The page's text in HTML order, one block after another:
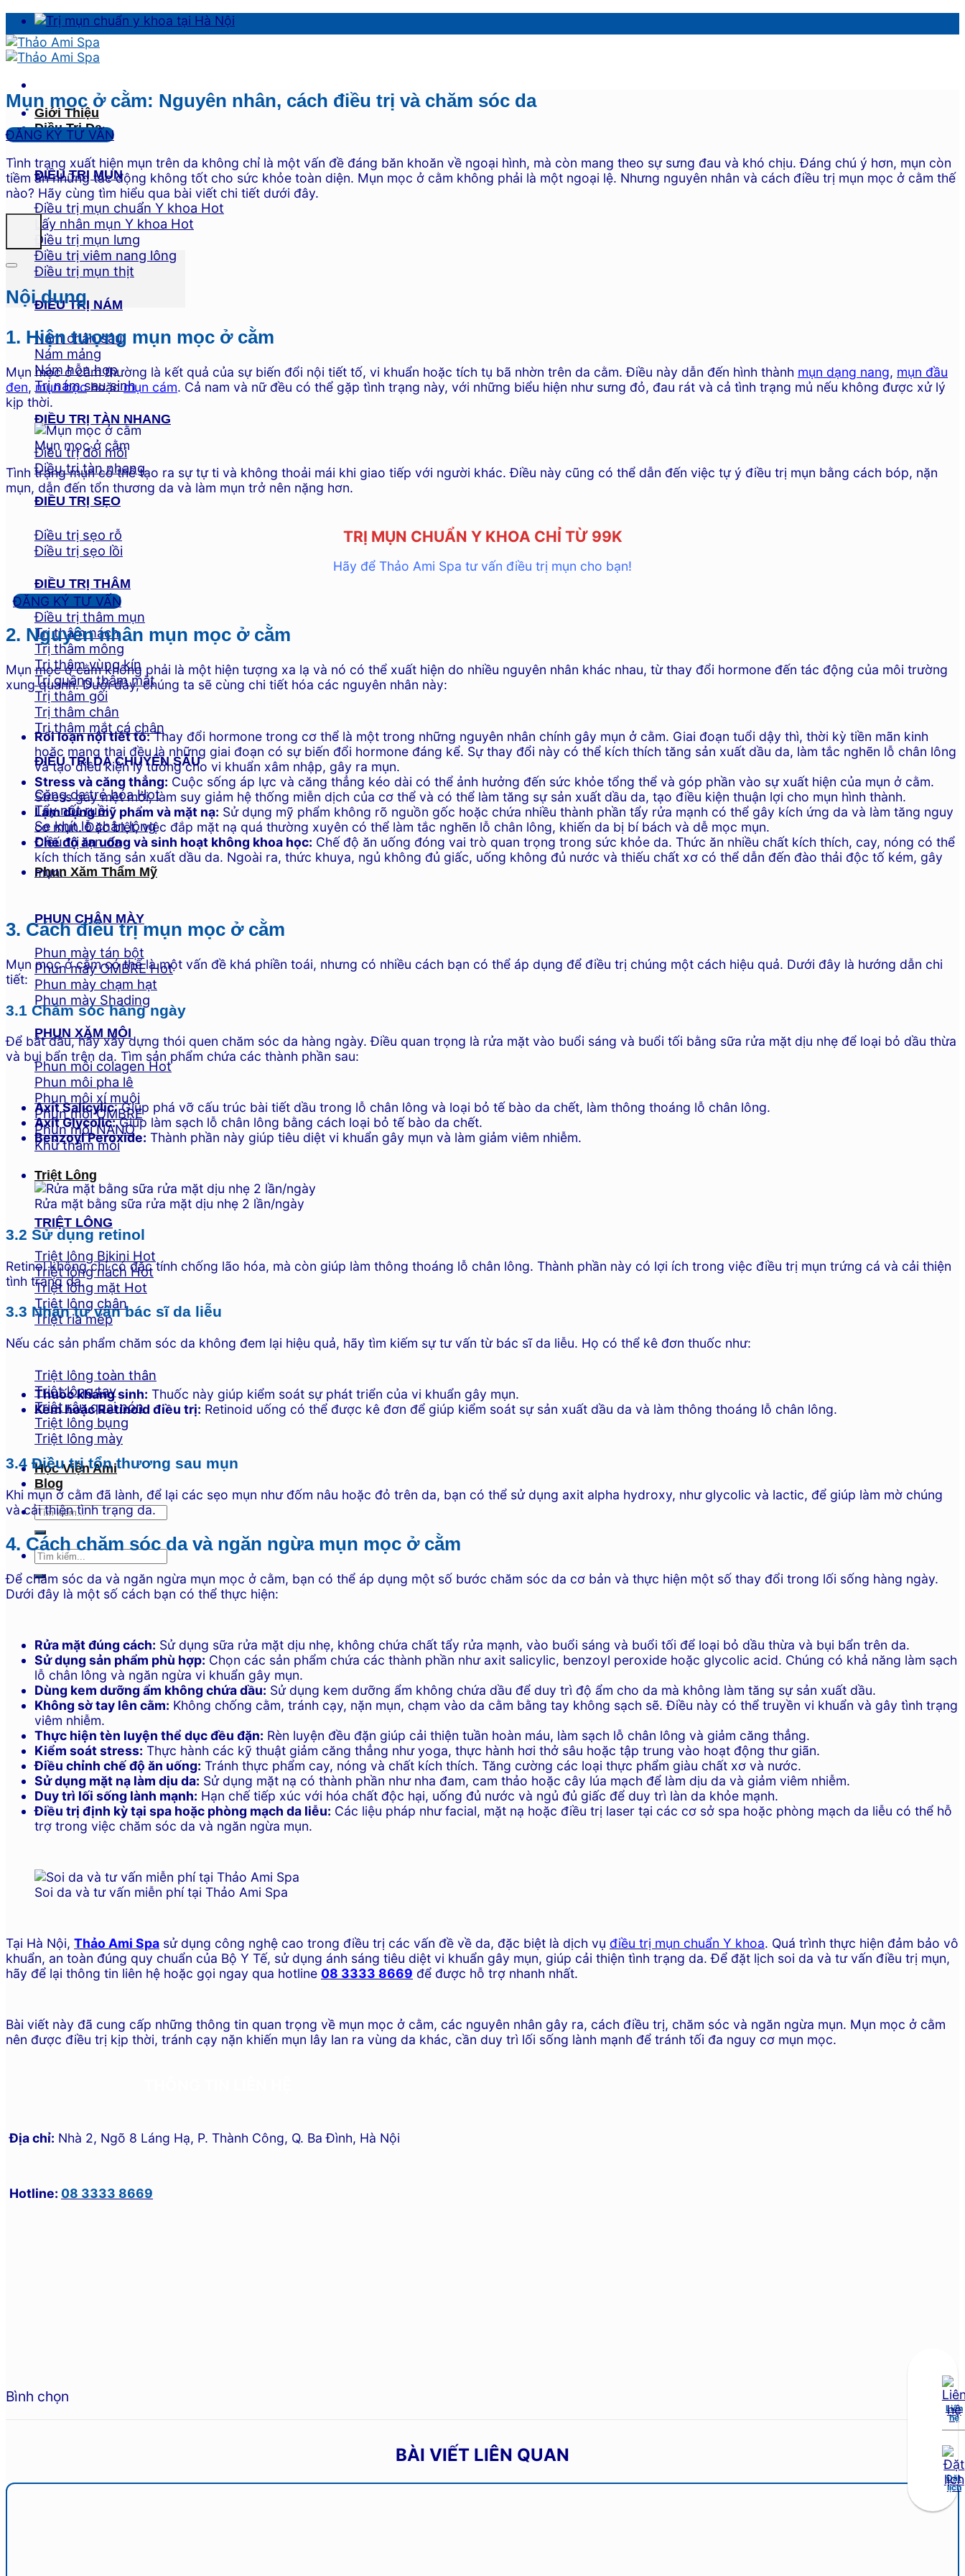
Skip
to
content
Giới Thiệu
Điều Trị Da
ĐIỀU TRỊ MỤN
Điều trị mụn chuẩn Y khoa
Lấy nhân mụn Y khoa
Điều trị mụn lưng
Điều trị viêm nang lông
Điều trị mụn thịt
ĐIỀU TRỊ NÁM
Nám chân sâu
Nám mảng
Nám hỗn hợp
Trị nám sau sinh
ĐIỀU TRỊ TÀN NHANG
Điều trị đồi mồi
Điều trị tàn nhang
ĐIỀU TRỊ SẸO
Điều trị sẹo rỗ
Điều trị sẹo lồi
ĐIỀU TRỊ THÂM
Điều trị thâm mụn
Trị thâm nách
Trị thâm mông
Trị thâm vùng kín
Trị quầng thâm mắt
Trị thâm gối
Trị thâm chân
Trị thâm mắt cá chân
ĐIỀU TRỊ DA CHUYÊN SÂU
Căng da trẻ hóa
Tẩy nốt ruồi
Se khít lỗ chân lông
Điều trị rạn da
Phun Xăm Thẩm Mỹ
PHUN CHÂN MÀY
Phun mày tán bột
Phun mày OMBRE
Phun mày chạm hạt
Phun mày Shading
PHUN XĂM MÔI
Phun môi colagen
Phun môi pha lê
Phun môi xí muội
Phun môi OMBRE
Phun môi NANO
Khử thâm môi
Triệt Lông
TRIỆT LÔNG
Triệt lông Bikini
Triệt lông nách
Triệt lông mặt
Triệt lông chân
Triệt ria mép
Triệt lông toàn thân
Triệt lông tay
Triệt râu quai nón
Triệt lông bụng
Triệt lông mày
Học Viện Ami
Blog
Mụn mọc ở cằm: Nguyên nhân, cách điều trị và chăm sóc da
ĐĂNG KÝ TƯ VẤN
Tình trạng xuất hiện mụn trên da không chỉ là một vấn đề đáng băn khoăn về ngoại hình, mà còn mang theo sự sưng đau và khó chịu. Đáng chú ý hơn, mụn còn
tiềm ẩn những tác động không tốt cho sức khỏe toàn diện. Mụn mọc ở cằm không phải là một ngoại lệ. Nhưng nguyên nhân và cách điều trị mụn mọc ở cằm thế
nào? Hãy cùng tìm hiểu qua bài viết chi tiết dưới đây.
Nội dung
1. Hiện tượng mụn mọc ở cằm
Mụn mọc ở cằm thường là kết quả của sự biến đổi nội tiết tố, vi khuẩn hoặc tích tụ bã nhờn trên da cằm. Điều này dẫn đến hình thành mụn dạng nang, mụn đầu
đen, mụn bọchoặcmụn cám. Cả nam và nữ đều có thể gặp tình trạng này, với những biểu hiện như sưng đỏ, đau rát và cả tình trạng mủ nếu không được xử lý
kịp thời.
Mụn mọc ở cằm
Tình trạng mụn có thể tạo ra sự tự ti và không thoải mái khi giao tiếp với người khác. Điều này cũng có thể dẫn đến việc tự ý điều trị mụn bằng cách bóp, nặn
mụn, dẫn đến tổn thương da và làm mụn trở nên nặng hơn.
TRỊ MỤN CHUẨN Y KHOA CHỈ TỪ 99K
Hãy để Thảo Ami Spa tư vấn điều trị mụn cho bạn!
ĐĂNG KÝ TƯ VẤN
2. Nguyên nhân mụn mọc ở cằm
Mụn mọc ở cằm không phải là một hiện tượng xa lạ và nó có thể xuất hiện do nhiều nguyên nhân khác nhau, từ thay đổi hormone đến tác động của môi trường
xung quanh. Dưới đây, chúng ta sẽ cùng chi tiết hóa các nguyên nhân này:
Rối loạn nội tiết tố:Thay đổi hormone trong cơ thể là một trong những nguyên nhân chính gây mụn ở cằm. Giai đoạn tuổi dậy thì, thời kỳ tiền mãn kinh
hoặc mang thai đều là những giai đoạn có sự biến đổi hormone đáng kể. Sự thay đổi này có thể kích thích tăng sản xuất dầu da, làm tắc nghẽn lỗ chân lông
và tạo điều kiện lý tưởng cho vi khuẩn xâm nhập, gây ra mụn.
Stress và căng thẳng: Cuộc sống áp lực và căng thẳng kéo dài có thể ảnh hưởng đến sức khỏe tổng thể và góp phần vào sự xuất hiện của mụn ở cằm.
Stress gây mệt mỏi, làm suy giảm hệ thống miễn dịch của cơ thể và có thể làm tăng sự sản xuất dầu da, tạo điều kiện thuận lợi cho mụn hình thành.
Lạm dụng mỹ phẩm và mặt nạ: Sử dụng mỹ phẩm không rõ nguồn gốc hoặc chứa nhiều thành phần tẩy rửa mạnh có thể gây kích ứng da và làm tăng nguy
cơ mụn. Đặc biệt, việc đắp mặt nạ quá thường xuyên có thể làm tắc nghẽn lỗ chân lông, khiến da bị bí bách và dễ mọc mụn.
Chế độ ăn uống và sinh hoạt không khoa học: Chế độ ăn uống đóng vai trò quan trọng trong sức khỏe da. Thức ăn nhiều chất kích thích, cay, nóng có thể
kích thích tăng sản xuất dầu da. Ngoài ra, thức khuya, ngủ không đủ giấc, uống không đủ nước và thiếu chất xơ có thể dẫn đến đào thải độc tố kém, gây
mụn.
3. Cách điều trị mụn mọc ở cằm
Mụn mọc ở cằm có thể là một vấn đề khá phiền toái, nhưng có nhiều cách bạn có thể áp dụng để điều trị chúng một cách hiệu quả. Dưới đây là hướng dẫn chi
tiết:
3.1 Chăm sóc hàng ngày
Để bắt đầu, hãy xây dựng thói quen chăm sóc da hàng ngày. Điều quan trọng là rửa mặt vào buổi sáng và buổi tối bằng sữa rửa mặt dịu nhẹ để loại bỏ dầu thừa
và bụi bẩn trên da. Tìm sản phẩm chứa các thành phần sau:
Axit Salicylic: Giúp phá vỡ cấu trúc bài tiết dầu trong lỗ chân lông và loại bỏ tế bào da chết, làm thông thoáng lỗ chân lông.
Axit Glycolic:Giúp làm sạch lỗ chân lông bằng cách loại bỏ tế bào da chết.
Benzoyl Peroxide: Thành phần này giúp tiêu diệt vi khuẩn gây mụn và làm giảm viêm nhiễm.
Rửa mặt bằng sữa rửa mặt dịu nhẹ 2 lần/ngày
3.2 Sử dụng retinol
Retinol không chỉ có đặc tính chống lão hóa, mà còn giúp làm thông thoáng lỗ chân lông. Thành phần này có lợi ích trong việc điều trị mụn trứng cá và cải thiện
tình trạng da.
3.3 Nhận tư vấn bác sĩ da liễu
Nếu các sản phẩm chăm sóc da không đem lại hiệu quả, hãy tìm kiếm sự tư vấn từ bác sĩ da liễu. Họ có thể kê đơn thuốc như:
Thuốc kháng sinh: Thuốc này giúp kiểm soát sự phát triển của vi khuẩn gây mụn.
Kem hoặc Retinoid điều trị: Retinoid uống có thể được kê đơn để giúp kiểm soát sự sản xuất dầu da và làm thông thoáng lỗ chân lông.
3.4 Điều trị tổn thương sau mụn
Khi mụn ở cằm đã lành, để lại các sẹo mụn như đốm nâu hoặc đỏ trên da, bạn có thể sử dụng axit alpha hydroxy, như glycolic và lactic, để giúp làm mờ chúng
và cải thiện tình trạng da.
4. Cách chăm sóc da và ngăn ngừa mụn mọc ở cằm
Để chăm sóc da và ngăn ngừa mụn mọc ở cằm, bạn có thể áp dụng một số bước chăm sóc da cơ bản và thực hiện một số thay đổi trong lối sống hàng ngày.
Dưới đây là một số cách bạn có thể thực hiện:
Rửa mặt đúng cách: Sử dụng sữa rửa mặt dịu nhẹ, không chứa chất tẩy rửa mạnh, vào buổi sáng và buổi tối để loại bỏ dầu thừa và bụi bẩn trên da.
Sử dụng sản phẩm phù hợp: Chọn các sản phẩm chứa các thành phần như axit salicylic, benzoyl peroxide hoặc glycolic acid. Chúng có khả năng làm sạch
lỗ chân lông và ngăn ngừa vi khuẩn gây mụn.
Dùng kem dưỡng ẩm không chứa dầu: Sử dụng kem dưỡng ẩm không chứa dầu để duy trì độ ẩm cho da mà không làm tăng sự sản xuất dầu.
Không sờ tay lên cằm: Không chống cằm, tránh cạy, nặn mụn, chạm vào da cằm bằng tay không sạch sẽ. Điều này có thể truyền vi khuẩn và gây tình trạng
viêm nhiễm.
Thực hiện tèn luyện thể dục đều đặn: Rèn luyện đều đặn giúp cải thiện tuần hoàn máu, làm sạch lỗ chân lông và giảm căng thẳng.
Kiểm soát stress: Thực hành các kỹ thuật giảm căng thẳng như yoga, thực hành hơi thở sâu hoặc tập trung vào hoạt động thư giãn.
Điều chỉnh chế độ ăn uống: Tránh thực phẩm cay, nóng và chất kích thích. Tăng cường các loại thực phẩm giàu chất xơ và nước.
Sử dụng mặt nạ làm dịu da: Sử dụng mặt nạ có thành phần như nha đam, cam thảo hoặc cây lúa mạch để làm dịu da và giảm viêm nhiễm.
Duy trì lối sống lành mạnh: Hạn chế tiếp xúc với hóa chất độc hại, uống đủ nước và ngủ đủ giấc để duy trì làn da khỏe mạnh.
Điều trị định kỳ tại spa hoặc phòng mạch da liễu: Các liệu pháp như facial, mặt nạ hoặc điều trị laser tại các cơ sở spa hoặc phòng mạch da liễu có thể hỗ
trợ trong việc chăm sóc da và ngăn ngừa mụn.
Soi da và tư vấn miễn phí tại Thảo Ami Spa
Tại Hà Nội, Thảo Ami Spa sử dụng công nghệ cao trong điều trị các vấn đề về da, đặc biệt là dịch vụ điều trị mụn chuẩn Y khoa. Quá trình thực hiện đảm bảo vô
khuẩn, an toàn đúng quy chuẩn của Bộ Y Tế, sử dụng ánh sáng tiêu diệt vi khuẩn gây mụn, giúp cải thiện tình trạng da. Để đặt lịch soi da và tư vấn điều trị mụn,
hãy để lại thông tin liên hệ hoặc gọi ngay qua hotline 08 3333 8669 để được hỗ trợ nhanh nhất.
Bài viết này đã cung cấp những thông tin quan trọng về mụn mọc ở cằm, các nguyên nhân gây ra, cách điều trị, chăm sóc và ngăn ngừa mụn. Mụn mọc ở cằm
nên được điều trị kịp thời, tránh cạy nặn khiến mụn lây lan ra vùng da khác, cần duy trì lối sống lành mạnh để tránh tối đa nguy cơ mụn mọc.
Địa chỉ: Nhà 2, Ngõ 8 Láng Hạ, P. Thành Công, Q. Ba Đình, Hà Nội
Hotline: 08 3333 8669
Bình chọn
BÀI VIẾT LIÊN QUAN
Liên
hệ
Đặt
lịch